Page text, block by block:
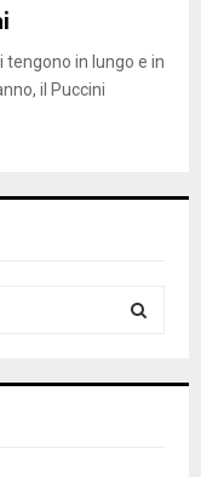
tengono in lungo e in
il Puccini